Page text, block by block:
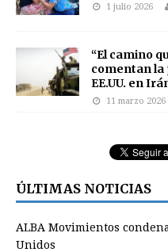
1 julio 2026
“El camino
comentan la
EE.UU. en
11 marzo 2026
ÚLTIMAS NOTICIAS
ALBA Movimientos
Unidos